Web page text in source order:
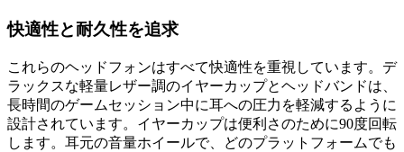
快適性と耐久性を追求
これらのヘッドフォンはすべて快適性を重視しています。デ
ラックスな軽量レザー調のイヤーカップとヘッドバンドは、
長時間のゲームセッション中に耳への圧力を軽減するように
設計されています。イヤーカップは便利さのために90度回転
します。耳元の音量ホイールで、どのプラットフォームでも